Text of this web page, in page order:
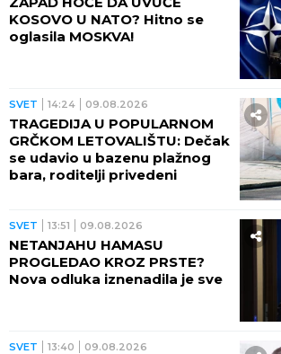
KOSOVO U NATO? Hitno se
oglasila MOSKVA!
SVET 14:24 09.08.2026
TRAGEDIJA U POPULARNOM
GRČKOM LETOVALIŠTU: Dečak
se udavio u bazenu plažnog
bara, roditelji privedeni
SVET 13:51 09.08.2026
NETANJAHU HAMASU
PROGLEDAO KROZ PRSTE?
Nova odluka iznenadila je sve
SVET 13:40 09.08.2026